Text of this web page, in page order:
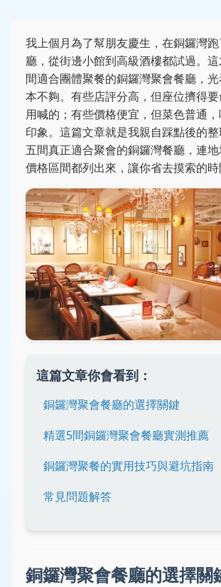
我上個月為了幫朋友慶生，在銅鑼灣
廳，從街邊小館到高級酒樓都試過。
間適合團體聚餐的銅鑼灣聚會餐廳，
本不夠。有些店評分高，但座位擠得
用喊的；有些價格便宜，但菜色普通
印象。這篇文章就是我親自踩點後的
五間真正適合聚會的銅鑼灣餐廳，連地
價格區間都列出來，讓你省去摸索的時
這篇文章你會看到：
銅鑼灣聚會餐廳的選擇關鍵
精選5間銅鑼灣聚會餐廳實測推薦
銅鑼灣聚餐的實用技巧與避坑指南
常見問題解答
銅鑼灣聚會餐廳的選擇關